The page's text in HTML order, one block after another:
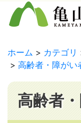
ホーム カテゴリ
高齢者・障がい
高齢者